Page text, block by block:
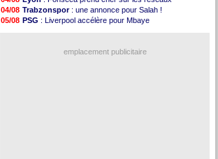
05/08 VIDEO: le joli but de Greenwood avec le Fener !
05/08 CdM 2030: une promesse d'Infantino au Maroc ...
05/08 PSG : la compo pour le premier match amical
: l'OM domine Al-Shahaniya
04/08 Trabzonspor : une annonce pour Salah !
05/08 PSG : Liverpool accélère pour Mbaye
emplacement publicitaire